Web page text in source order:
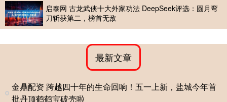
启泰网 古龙武侠十大外家功法 DeepSeek评选：圆月弯
刀斩获第二，榜首无敌
最新文章
金鼎配资 跨越四十年的生命回响！五一上新，盐城今年首
批丹顶鹤鹤宝破壳啦